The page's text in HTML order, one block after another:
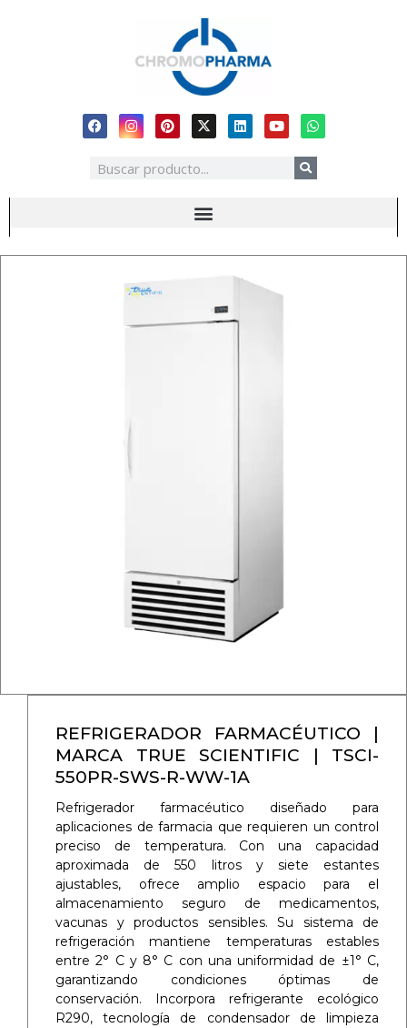
REFRIGERADOR FARMACÉUTICO |
MARCA TRUE SCIENTIFIC | TSCI-
550PR-SWS-R-WW-1A
Refrigerador farmacéutico diseñado para
aplicaciones de farmacia que requieren un control
preciso de temperatura. Con una capacidad
aproximada de 550 litros y siete estantes
ajustables, ofrece amplio espacio para el
almacenamiento seguro de medicamentos,
vacunas y productos sensibles. Su sistema de
refrigeración mantiene temperaturas estables
entre 2° C y 8° C con una uniformidad de ±1° C,
garantizando condiciones óptimas de
conservación. Incorpora refrigerante ecológico
R290, tecnología de condensador de limpieza